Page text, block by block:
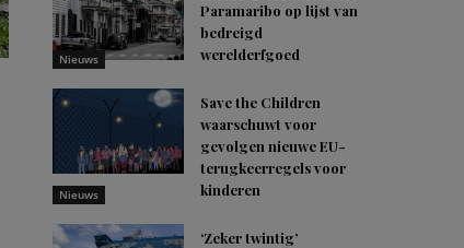
Nieuws
Paramaribo op lijst van
bedreigd
werelderfgoed
Nieuws
Save the Children
waarschuwt voor
gevolgen nieuwe EU-
terugkeerregels voor
kinderen
‘Zeker twintig’